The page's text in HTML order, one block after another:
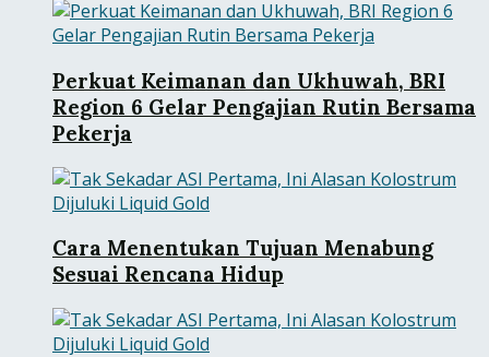
Perkuat Keimanan dan Ukhuwah, BRI
Region 6 Gelar Pengajian Rutin Bersama
Pekerja
Cara Menentukan Tujuan Menabung
Sesuai Rencana Hidup